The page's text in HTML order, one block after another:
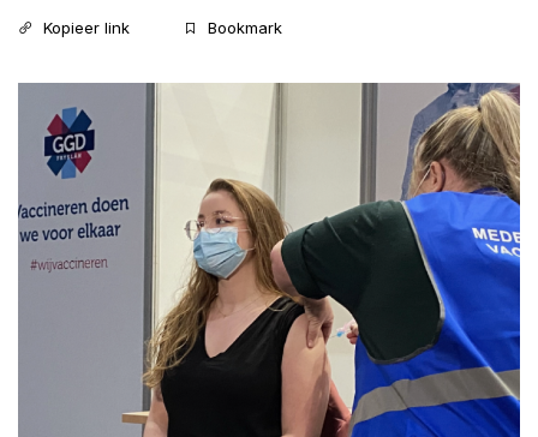
Kopieer link
Bookmark